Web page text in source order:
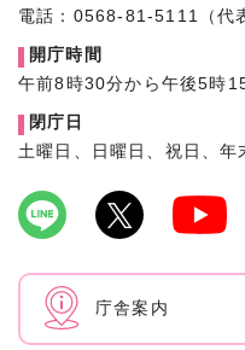
電話：0568-81-5111（代
開庁時間
午前8時30分から午後5時
閉庁日
土曜日、日曜日、祝日、年
庁舎案内